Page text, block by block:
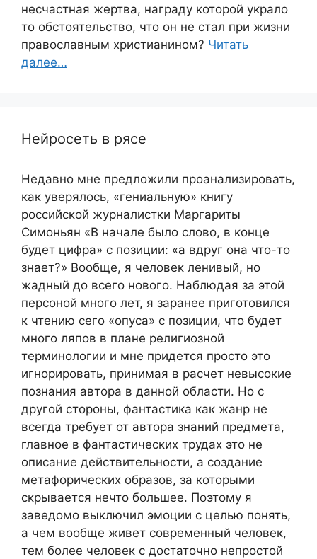
несчастная жертва, награду которой украло
то обстоятельство, что он не стал при жизни
православным христианином? Читать
далее…
Нейросеть в рясе
Недавно мне предложили проанализировать,
как уверялось, «гениальную» книгу
российской журналистки Маргариты
Симоньян «В начале было слово, в конце
будет цифра» с позиции: «а вдруг она что-то
знает?» Вообще, я человек ленивый, но
жадный до всего нового. Наблюдая за этой
персоной много лет, я заранее приготовился
к чтению сего «опуса» с позиции, что будет
много ляпов в плане религиозной
терминологии и мне придется просто это
игнорировать, принимая в расчет невысокие
познания автора в данной области. Но с
другой стороны, фантастика как жанр не
всегда требует от автора знаний предмета,
главное в фантастических трудах это не
описание действительности, а создание
метафорических образов, за которыми
скрывается нечто большее. Поэтому я
заведомо выключил эмоции с целью понять,
а чем вообще живет современный человек,
тем более человек с достаточно непростой